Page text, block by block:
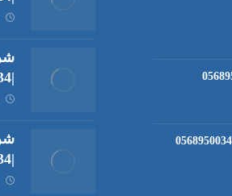
|0568950034| رش حشرات
|0568950034|متميزون